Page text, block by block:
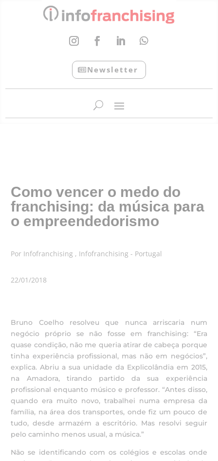
Newsletter
Como vencer o medo do
franchising: da música para
o empreendedorismo
Por Infofranchising , Infofranchising - Portugal
22/01/2018
Bruno Coelho resolveu que nunca arriscaria num
negócio próprio se não fosse em franchising: “Era
quase condição, não me queria atirar de cabeça porque
tinha experiência profissional, mas não em negócios”,
explica. Abriu a sua unidade da Explicolândia em 2015,
na Amadora, tirando partido da sua experiência
profissional enquanto músico e professor. “Antes disso,
quando era muito novo, trabalhei numa empresa da
família, na área dos transportes, onde fiz um pouco de
tudo, desde armazém a escritório. Mas resolvi seguir
pelo caminho menos usual, a música.”
Não se identificando com os colégios e escolas onde